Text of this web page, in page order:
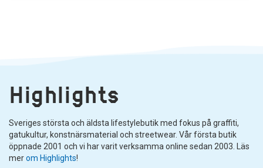
Highlights
Sveriges största och äldsta lifestylebutik med fokus på graffiti,
gatukultur, konstnärsmaterial och streetwear. Vår första butik
öppnade 2001 och vi har varit verksamma online sedan 2003. Läs
merom Highlights!